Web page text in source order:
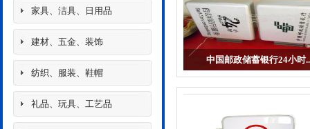
家具、洁具、日用品
建材、五金、装饰
纺织、服装、鞋帽
礼品、玩具、工艺品
中国邮政储蓄银行24小时